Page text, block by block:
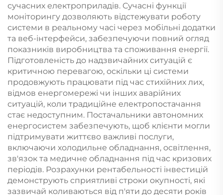
сучасних електроприладів. Сучасні функції
моніторингу дозволяють відстежувати роботу
системи в реальному часі через мобільні додатки
та веб-інтерфейси, забезпечуючи повний огляд
показників виробництва та споживання енергії.
Підготовленість до надзвичайних ситуацій є
критичною перевагою, оскільки ці системи
продовжують працювати під час стихійних лих,
відмов енергомережі чи інших аварійних
ситуацій, коли традиційне електропостачання
стає недоступним. Постачальники автономних
енергосистем забезпечують, щоб клієнти могли
підтримувати життєво важливі послуги,
включаючи холодильне обладнання, освітлення,
зв'язок та медичне обладнання під час кризових
періодів. Розрахунки рентабельності інвестицій
демонструють сприятливі строки окупності, які
зазвичай коливаються від п'яти до десяти років